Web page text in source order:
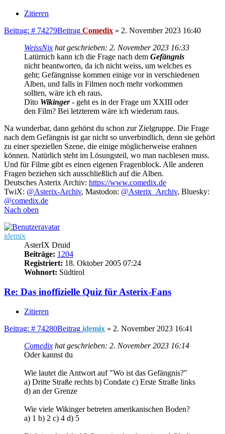
Zitieren
Beitrag: # 74279Beitrag Comedix » 2. November 2023 16:40
WeissNix hat geschrieben: 2. November 2023 16:33
Latürnich kann ich die Frage nach dem Gefängnis
nicht beantworten, da ich nicht weiss, um welches es
geht; Gefängnisse kommen einige vor in verschiedenen
Alben, und falls in Filmen noch mehr vorkommen
sollten, wäre ich eh raus.
Dito Wikinger- geht es in der Frage um XXIII oder
den Film? Bei letzterem wäre ich wiederum raus.
Na wunderbar, dann gehörst du schon zur Zielgruppe. Die Frage
nach dem Gefängnis ist gar nicht so unverbindlich, denn sie gehört
zu einer speziellen Szene, die einige möglicherweise erahnen
können. Natürlich steht im Lösungsteil, wo man nachlesen muss.
Und für Filme gibt es einen eigenen Fragenblock. Alle anderen
Fragen beziehen sich ausschließlich auf die Alben.
Deutsches Asterix Archiv: https://www.comedix.de
TwiX: @Asterix-Archiv, Mastodon: @Asterix_Archiv, Bluesky:
@comedix.de
Nach oben
idemix
AsterIX Druid
Beiträge: 1204
Registriert: 18. Oktober 2005 07:24
Wohnort: Südtirol
Re: Das inoffizielle Quiz für Asterix-Fans
Zitieren
Beitrag: # 74280Beitrag idemix » 2. November 2023 16:41
Comedix hat geschrieben: 2. November 2023 16:14
Oder kannst du
Wie lautet die Antwort auf "Wo ist das Gefängnis?"
a) Dritte Straße rechts b) Condate c) Erste Straße links
d) an der Grenze
Wie viele Wikinger betreten amerikanischen Boden?
a) 1 b) 2 c) 4 d) 5